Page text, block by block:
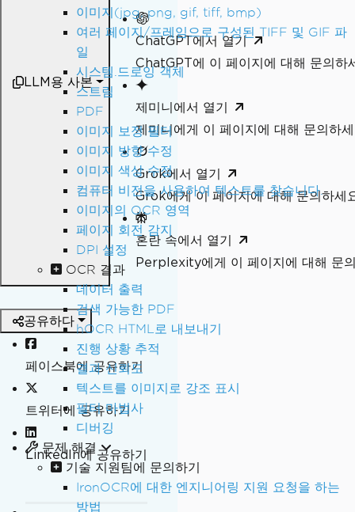
이미지(jpg, png, gif, tiff, bmp)
여러 페이지/프레임으로 구성된 TIFF 및 GIF 파
일
시스템.드로잉 객체
스트림
PDF
이미지 보정 필터
이미지 방향 수정
이미지 색상 수정
컴퓨터 비전을 사용하여 텍스트를 찾습니다.
이미지의 OCR 영역
페이지 회전 감지
DPI 설정
OCR 결과
데이터 출력
검색 가능한 PDF
hOCR HTML로 내보내기
진행 상황 추적
결과 신뢰도
텍스트를 이미지로 강조 표시
필터 마법사
디버깅
문제 해결
기술 지원팀에 문의하기
IronOCR에 대한 엔지니어링 지원 요청을 하는
방법
LLM용 사본
ChatGPT에서 열기
ChatGPT에 이 페이지에 대해 문의하
제미니에서 열기
제미니에게 이 페이지에 대해 문의하
Grok에서 열기
Grok에게 이 페이지에 대해 문의하세
혼란 속에서 열기
Perplexity에게 이 페이지에 대해 문
공유하다
페이스북에 공유하기
트위터에 공유하기
LinkedIn에 공유하기